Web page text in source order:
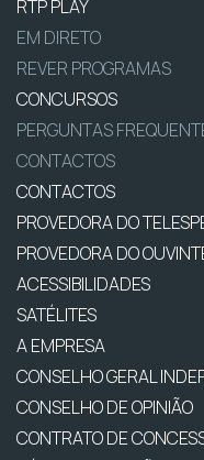
RTP PLAY
EM DIRETO
REVER PROGRAMAS
CONCURSOS
PERGUNTAS
CONTACTOS
CONTACTOS
PROVEDORA DO
PROVEDORA DO
ACESSIBILIDADES
SATÉLITES
A EMPRESA
CONSELHO GERAL
CONSELHO DE OPINIÃO
CONTRATO DE